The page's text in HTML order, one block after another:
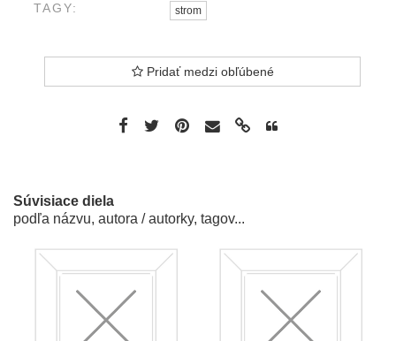
TAGY: strom
Pridať medzi obľúbené
Súvisiace diela
podľa názvu, autora / autorky, tagov...